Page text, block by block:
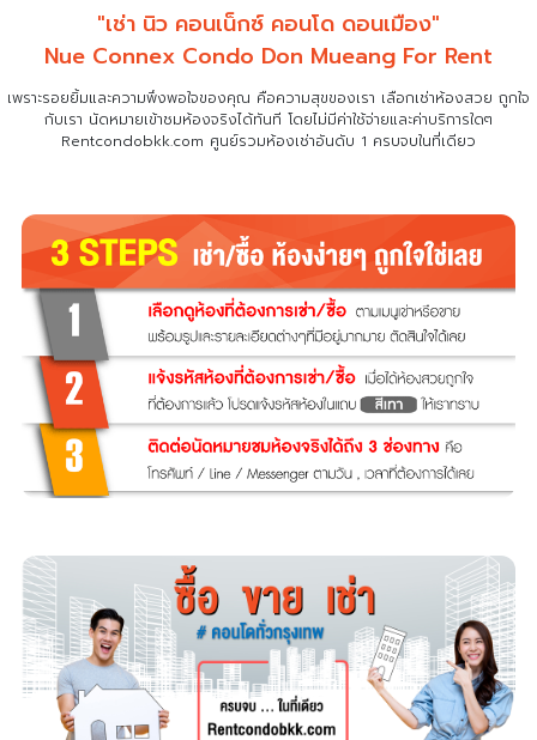
"เช่า นิว คอนเน็กซ์ คอนโด ดอนเมือง"
Nue Connex Condo Don Mueang For Rent
เพราะรอยยิ้มและความพึงพอใจของคุณ คือความสุขของเรา เลือกเช่าห้องสวย ถูกใจ
กับเรา นัดหมายเข้าชมห้องจริงได้ทันที โดยไม่มีค่าใช้จ่ายและค่าบริการใดๆ
Rentcondobkk.com ศูนย์รวมห้องเช่าอันดับ 1 ครบจบในที่เดียว